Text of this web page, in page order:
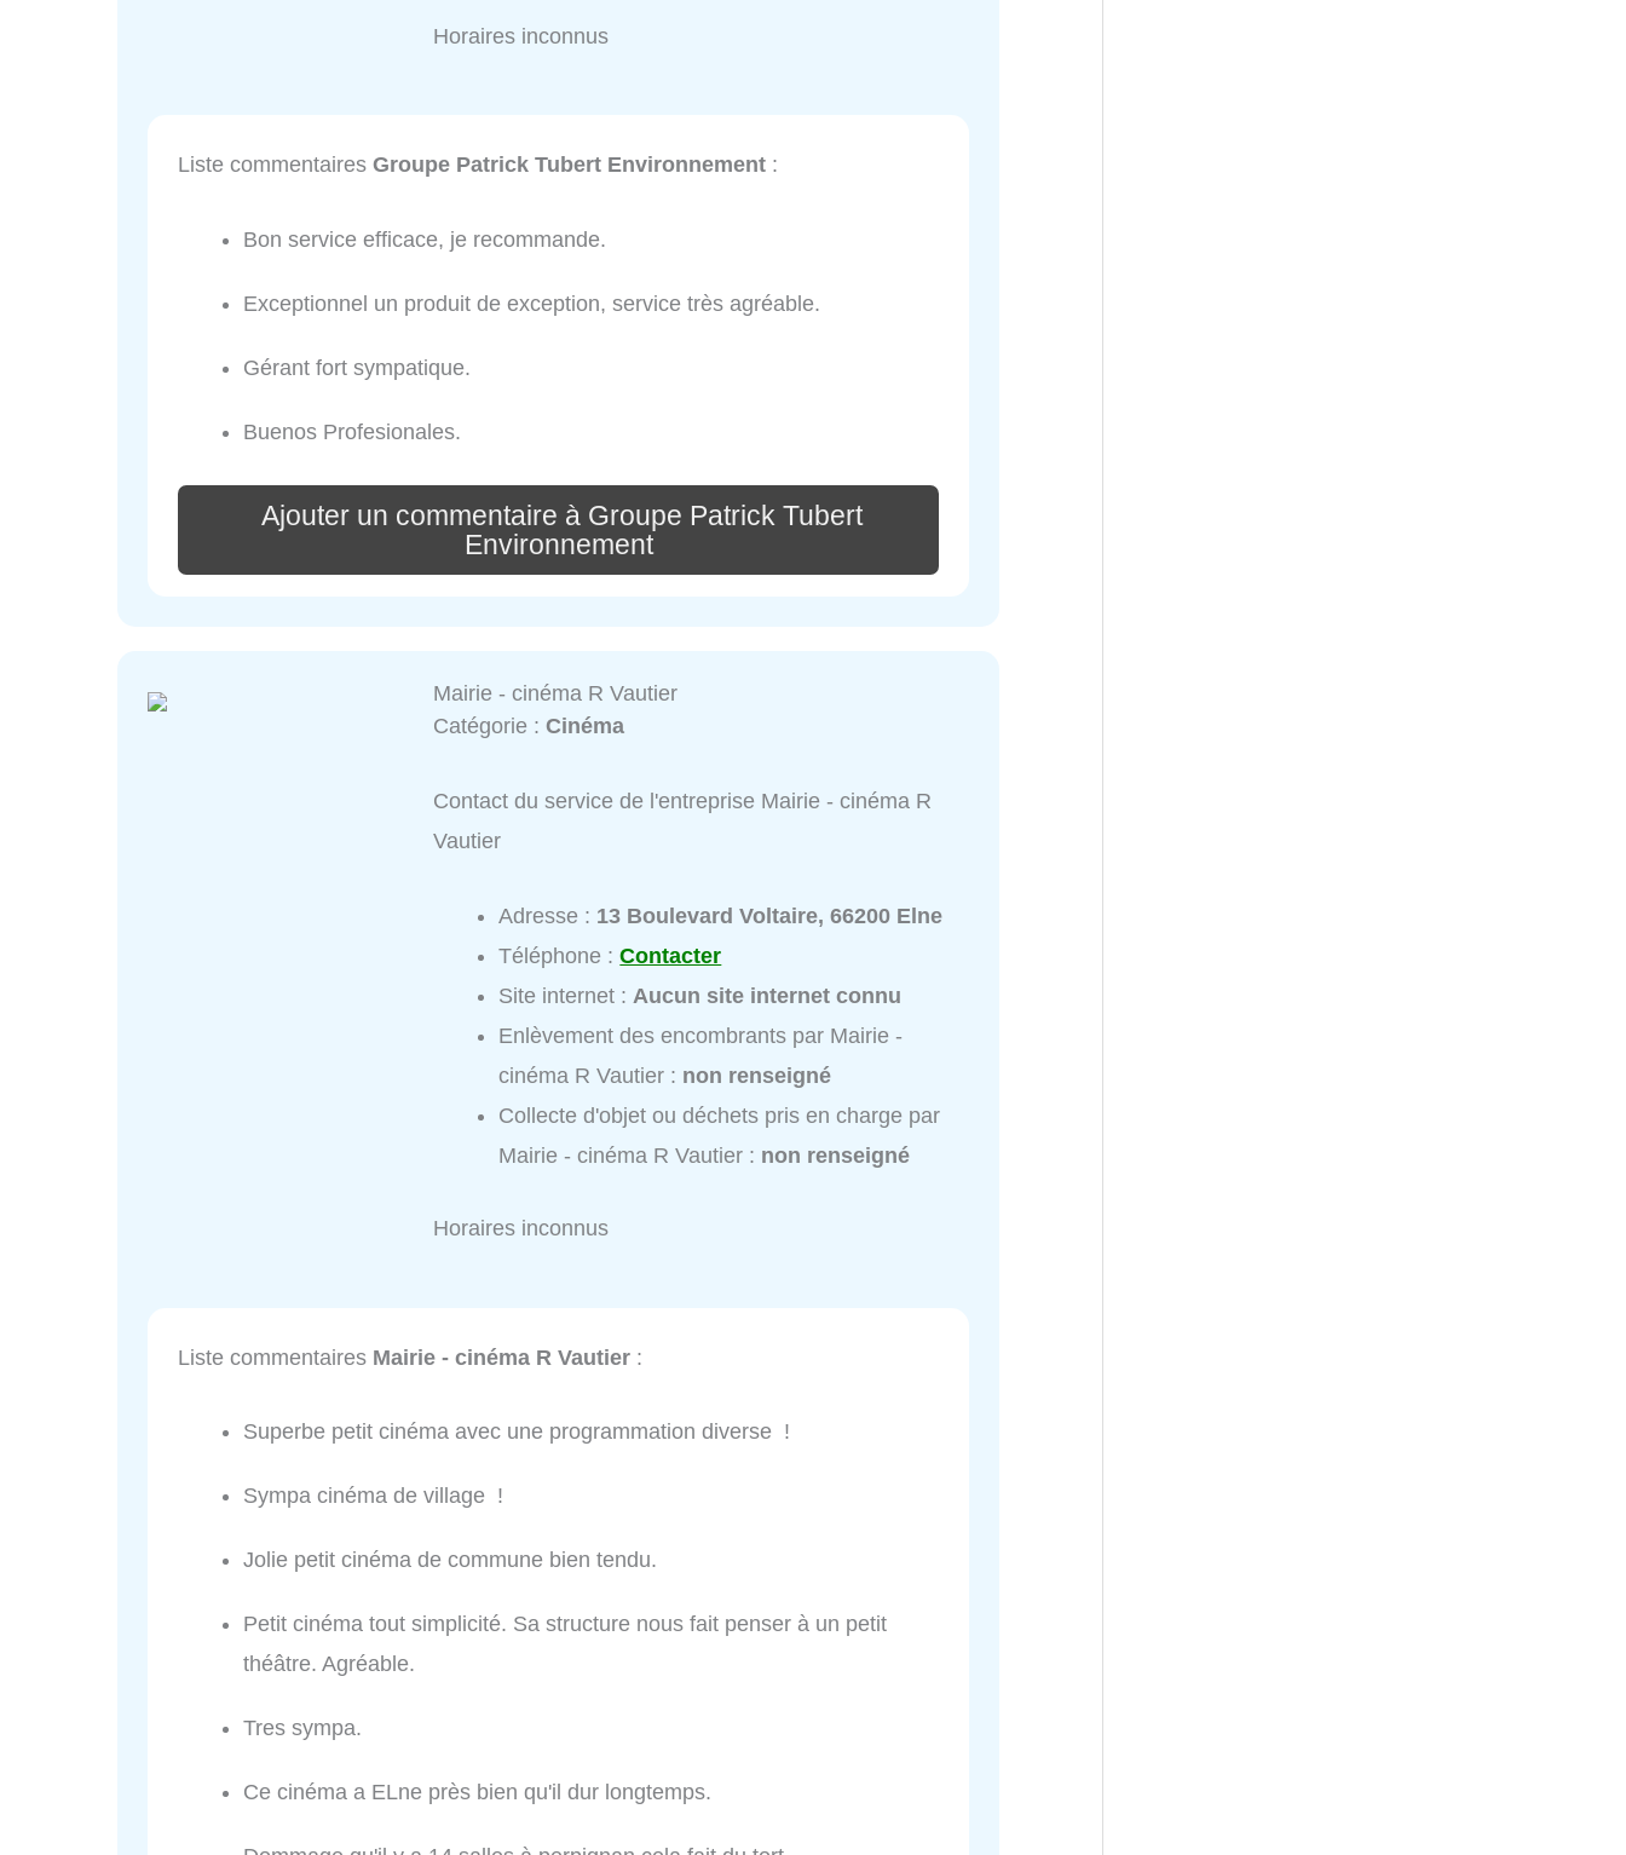
Horaires inconnus
Liste commentaires Groupe Patrick Tubert Environnement :
Bon service efficace, je recommande.
Exceptionnel un produit de exception, service très agréable.
Gérant fort sympatique.
Buenos Profesionales.
Ajouter un commentaire à Groupe Patrick Tubert
Environnement
Mairie - cinéma R Vautier
Catégorie :Cinéma
Contact du service de l'entreprise Mairie - cinéma R
Vautier
Adresse : 13 Boulevard Voltaire, 66200 Elne
Téléphone :Contacter
Site internet : Aucun site internet connu
Enlèvement des encombrants par Mairie -
cinéma R Vautier : non renseigné
Collecte d'objet ou déchets pris en charge par
Mairie - cinéma R Vautier : non renseigné
Horaires inconnus
Liste commentaires Mairie - cinéma R Vautier :
Superbe petit cinéma avec une programmation diverse !
Sympa cinéma de village !
Jolie petit cinéma de commune bien tendu.
Petit cinéma tout simplicité. Sa structure nous fait penser à un petit
théâtre. Agréable.
Tres sympa.
Ce cinéma a ELne près bien qu'il dur longtemps.